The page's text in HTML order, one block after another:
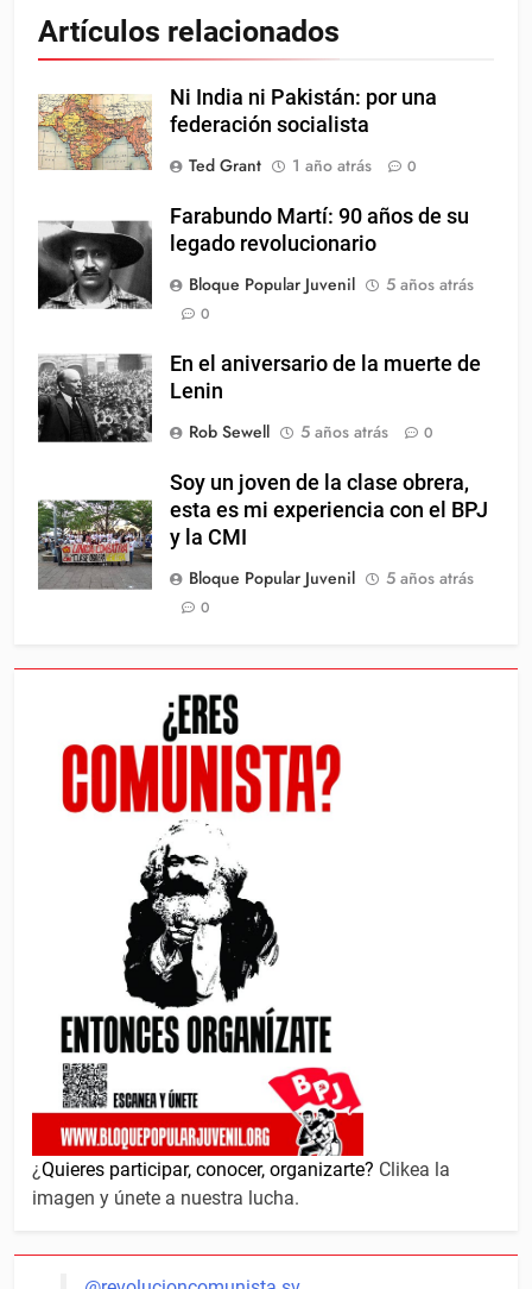
Artículos relacionados
Ni India ni Pakistán: por una
federación socialista
Ted Grant
1 año atrás 0
Farabundo Martí: 90 años de su
legado revolucionario
Bloque Popular Juvenil
5 años atrás
0
En el aniversario de la muerte de
Lenin
Rob Sewell
5 años atrás 0
Soy un joven de la clase obrera,
esta es mi experiencia con el BPJ
y la CMI
Bloque Popular Juvenil
5 años atrás
0
¿Quieres participar, conocer, organizarte? Clikea la
imagen y únete a nuestra lucha.